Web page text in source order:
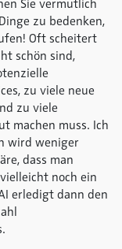
Sie vermutlich
zu bedenken,
Oft scheitert
schön sind,
zu viele neue
zu viele
machen muss. Ich
wird weniger
dass man
noch ein
erledigt dann den